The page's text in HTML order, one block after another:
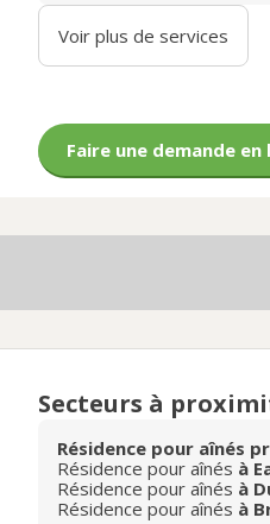
Voir plus de services
Faire une demande en
Secteurs à
Résidence pour aînés
Résidence pour aînés à
Résidence pour aînés à
Résidence pour aînés à